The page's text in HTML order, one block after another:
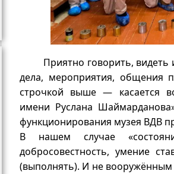
Приятно говорить, видеть
дела, мероприятия, общения
строчкой выше — касается
имени Руслана
функционирования музея ВДВ
В нашем случае
добросовестность, умение
(выполнять). И не